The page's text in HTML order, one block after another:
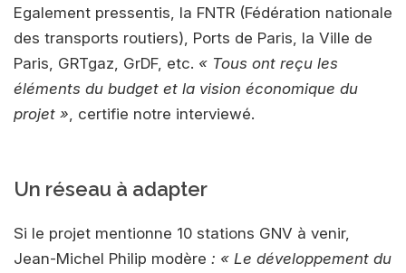
Egalement pressentis, la FNTR (Fédération nationale
des transports routiers), Ports de Paris, la Ville de
Paris, GRTgaz, GrDF, etc. « Tous ont reçu les
éléments du budget et la vision économique du
projet » , certifie notre interviewé.
Un réseau à adapter
Si le projet mentionne 10 stations GNV à venir,
Jean-Michel Philip modère : « Le développement du